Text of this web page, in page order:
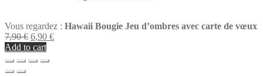
Vous regardez : Hawaii Bougie Jeu d’ombres avec carte de vœux
7,90€ Original
price
was:
6,90 €Current
Add to cart